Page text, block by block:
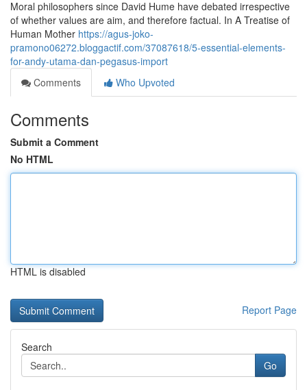
Moral philosophers since David Hume have debated irrespective
of whether values are aim, and therefore factual. In A Treatise of
Human Mother https://agus-joko-
pramono06272.bloggactif.com/37087618/5-essential-elements-
for-andy-utama-dan-pegasus-import
Comments
Who Upvoted
Comments
Submit a Comment
No HTML
HTML is disabled
Report Page
Search
Go